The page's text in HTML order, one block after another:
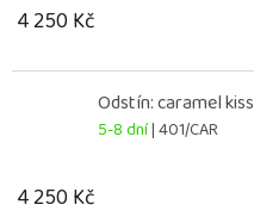
4 250 Kč
Odstín: caramel kiss
5-8 dní| 401/CAR
4 250 Kč